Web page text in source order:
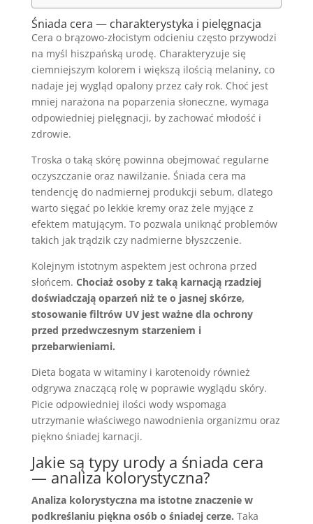
Śniada cera — charakterystyka i pielęgnacja
Cera o brązowo-złocistym odcieniu często przywodzi
na myśl hiszpańską urodę. Charakteryzuje się
ciemniejszym kolorem i większą ilością melaniny, co
nadaje jej wygląd opalony przez cały rok. Choć jest
mniej narażona na poparzenia słoneczne, wymaga
odpowiedniej pielęgnacji, by zachować młodość i
zdrowie.
Troska o taką skórę powinna obejmować regularne
oczyszczanie oraz nawilżanie. Śniada cera ma
tendencję do nadmiernej produkcji sebum, dlatego
warto sięgać po lekkie kremy oraz żele myjące z
efektem matującym. To pozwala uniknąć problemów
takich jak trądzik czy nadmierne błyszczenie.
Kolejnym istotnym aspektem jest ochrona przed
słońcem. Chociaż osoby z taką karnacją rzadziej
doświadczają oparzeń niż te o jasnej skórze,
stosowanie filtrów UV jest ważne dla ochrony
przed przedwczesnym starzeniem i
przebarwieniami.
Dieta bogata w witaminy i karotenoidy również
odgrywa znaczącą rolę w poprawie wyglądu skóry.
Picie odpowiedniej ilości wody wspomaga
utrzymanie właściwego nawodnienia organizmu oraz
piękno śniadej karnacji.
Jakie są typy urody a śniada cera
— analiza kolorystyczna?
Analiza kolorystyczna ma istotne znaczenie w
podkreślaniu piękna osób o śniadej cerze. Taka